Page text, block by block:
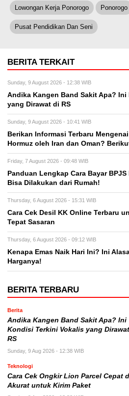
Lowongan Kerja Ponorogo Ponorogo
Pusat Pendidikan Dan Seni
BERITA TERKAIT
Sunday, 9 August 2026 - 12:38 WIB
Andika Kangen Band Sakit Apa?
yang Dirawat di RS
Sunday, 9 August 2026 - 10:41 WIB
Berikan Informasi Terbaru
Hormuz oleh Iran dan Oman?
Friday, 7 August 2026 - 09:48 WIB
Panduan Lengkap Cara Bayar
Bisa Dilakukan dari Rumah!
Thursday, 6 August 2026 - 15:31 WIB
Cara Cek Desil KK Online Terbaru
Tepat Sasaran
Thursday, 6 August 2026 - 09:12 WIB
Kenapa Emas Naik Hari Ini? Ini
Harganya!
BERITA TERBARU
Berita
Andika Kangen Band Sakit Apa? Ini
Kondisi Terkini Vokalis yang
RS
Sunday, 9 Aug 2026 - 12:38 WIB
Teknologi
Cara Cek Ongkir Lion Parcel Cepat
Akurat untuk Kirim Paket